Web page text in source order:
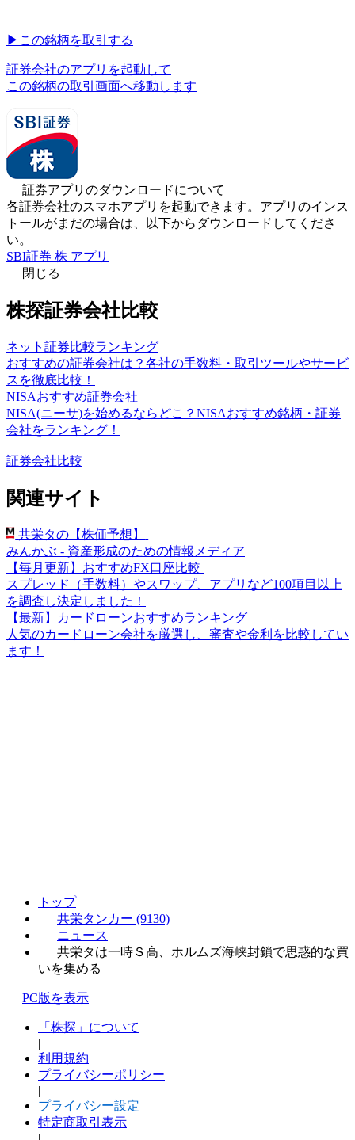
▶︎ この銘柄を取引する
証券会社のアプリを起動して
この銘柄の取引画面へ移動します
証券アプリのダウンロードについて
各証券会社のスマホアプリを起動できます。アプリのインス
トールがまだの場合は、以下からダウンロードしてくださ
い。
SBI証券 株 アプリ
閉じる
株探証券会社比較
ネット証券比較ランキング
おすすめの証券会社は？各社の手数料・取引ツールやサービ
スを徹底比較！
NISAおすすめ証券会社
NISA(ニーサ)を始めるならどこ？NISAおすすめ銘柄・証券
会社をランキング！
証券会社比較
関連サイト
共栄タの【株価予想】
みんかぶ - 資産形成のための情報メディア
【毎月更新】おすすめFX口座比較
スプレッド（手数料）やスワップ、アプリなど100項目以上
を調査し決定しました！
【最新】カードローンおすすめランキング
人気のカードローン会社を厳選し、審査や金利を比較してい
ます！
トップ
共栄タンカー (9130)
ニュース
共栄タは一時Ｓ高、ホルムズ海峡封鎖で思惑的な買
いを集める
PC版を表示
「株探」について
|
利用規約
プライバシーポリシー
|
プライバシー設定
特定商取引表示